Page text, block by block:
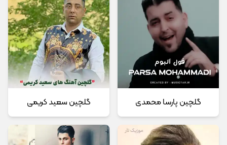
گلچین پارسا محمدی گلچین سعید کریمی